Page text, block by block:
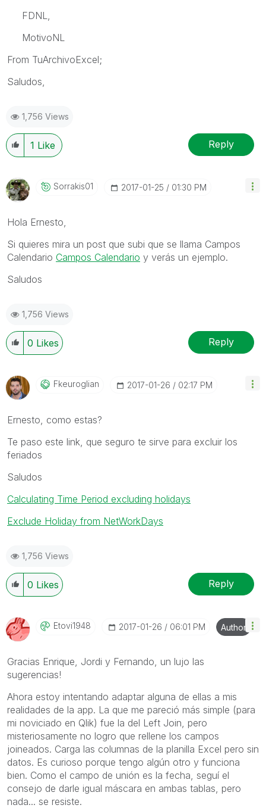
FDNL,
MotivoNL
From TuArchivoExcel;
Saludos,
1,756 Views
1 Like Reply
Sorrakis01 ‎2017-01-25 01:30 PM
Hola Ernesto,
Si quieres mira un post que subi que se llama Campos
Calendario Campos Calendario y verás un ejemplo.
Saludos
1,756 Views
0 Likes Reply
Fkeuroglian ‎2017-01-26 02:17 PM
Ernesto, como estas?
Te paso este link, que seguro te sirve para excluir los
feriados
Saludos
Calculating Time Period excluding holidays
Exclude Holiday from NetWorkDays
1,756 Views
0 Likes Reply
Etovi1948 ‎2017-01-26 06:01 PM Author
Gracias Enrique, Jordi y Fernando, un lujo las
sugerencias!
Ahora estoy intentando adaptar alguna de ellas a mis
realidades de la app. La que me pareció más simple (para
mi noviciado en Qlik) fue la del Left Join, pero
misteriosamente no logro que rellene los campos
joineados. Carga las columnas de la planilla Excel pero sin
datos. Es curioso porque tengo algún otro y funciona
bien. Como el campo de unión es la fecha, seguí el
consejo de darle igual máscara en ambas tablas, pero
nada... se resiste.